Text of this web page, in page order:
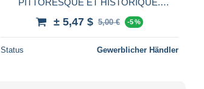
± 5,47 $ 5,00 € -5 %
Status Gewerblicher Händler